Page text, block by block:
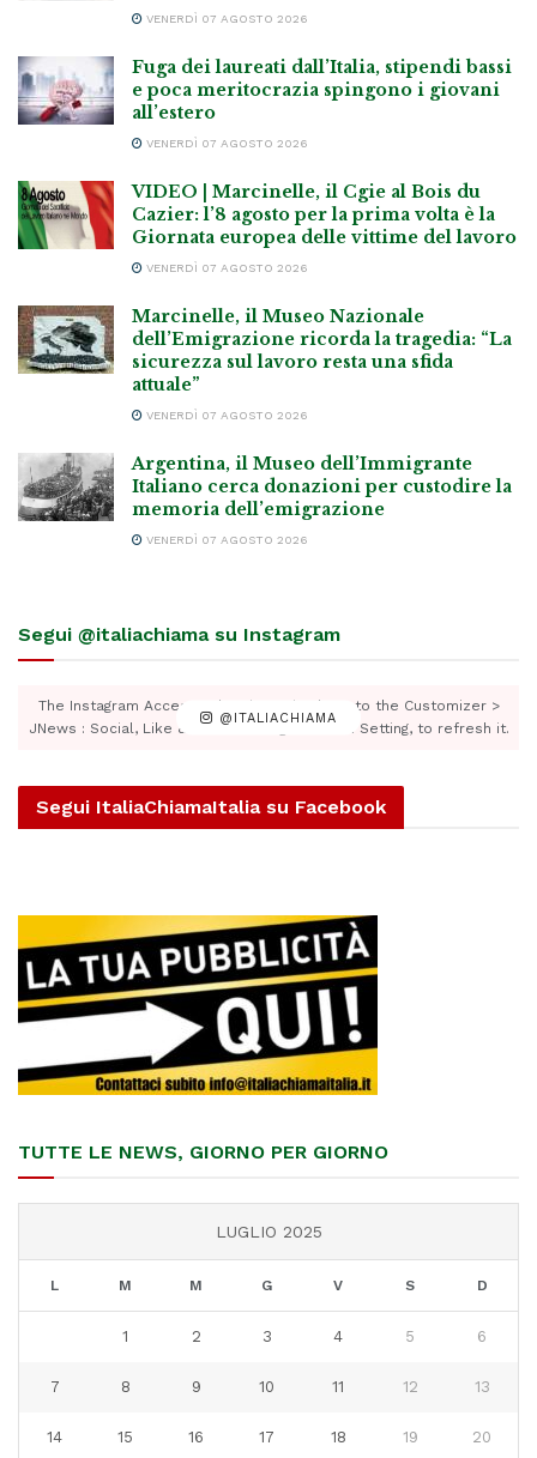
VENERDÌ 07 AGOSTO 2026
Fuga dei laureati dall’Italia, stipendi bassi
e poca meritocrazia spingono i giovani
all’estero
VENERDÌ 07 AGOSTO 2026
VIDEO | Marcinelle, il Cgie al Bois du
Cazier: l’8 agosto per la prima volta è la
Giornata europea delle vittime del lavoro
VENERDÌ 07 AGOSTO 2026
Marcinelle, il Museo Nazionale
dell’Emigrazione ricorda la tragedia: “La
sicurezza sul lavoro resta una sfida
attuale”
VENERDÌ 07 AGOSTO 2026
Argentina, il Museo dell’Immigrante
Italiano cerca donazioni per custodire la
memoria dell’emigrazione
VENERDÌ 07 AGOSTO 2026
Segui @italiachiama su Instagram
@ITALIACHIAMA
The Instagram Access Token is expired, Go to the Customizer >
JNews : Social, Like & View > Instagram Feed Setting, to refresh it.
Segui ItaliaChiamaItalia su Facebook
TUTTE LE NEWS, GIORNO PER GIORNO
LUGLIO 2025
L M M G V S D
1 2 3 4 5 6
7 8 9 10 11 12 13
14 15 16 17 18 19 20